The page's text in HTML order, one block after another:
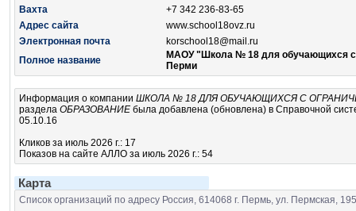
Вахта
+7 342 236-83-65
Адрес сайта
www.school18ovz.ru
Электронная почта
korschool18@mail.ru
Полное название
МАОУ "Школа № 18 для обучающихся с
Перми
Информация о компании ШКОЛА № 18 ДЛЯ ОБУЧАЮЩИХСЯ С
раздела ОБРАЗОВАНИЕ была добавлена (обновлена) в Справочной
05.10.16
Кликов за июль 2026 г.: 17
Показов на сайте АЛЛО за июль 2026 г.: 54
Карта
Список организаций по адресу Россия, 614068 г. Пермь, ул. Пермская, 195